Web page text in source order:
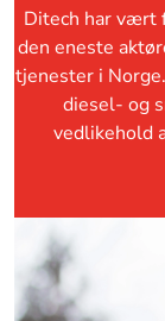
Ditech har vært
den eneste
tjenester i
diesel- og
vedlikehold